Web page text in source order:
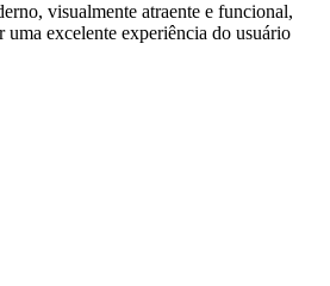
visualmente atraente e funcional,
excelente experiência do usuário